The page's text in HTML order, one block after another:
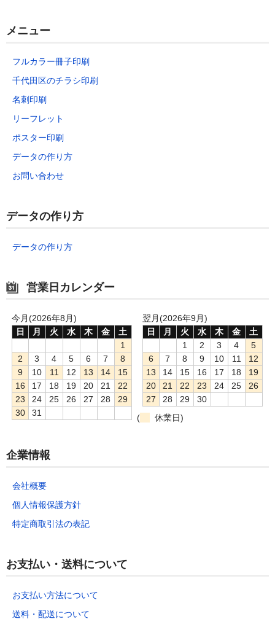
メニュー
フルカラー冊子印刷
千代田区のチラシ印刷
名刺印刷
リーフレット
ポスター印刷
データの作り方
お問い合わせ
データの作り方
データの作り方
営業日カレンダー
今月(2026年8月)
日
月 火 水 木 金
土
1
2
3 4 5 6 7
8
9
10 11 12 13 14
15
16
17 18 19 20 21
22
23
24 25 26 27 28
29
30
31
翌月(2026年9月)
日
月 火 水 木 金
土
1
2 3 4
5
6
7 8 9 10 11
12
13
14 15 16 17 18
19
20
21 22 23 24 25
26
27
28 29
30
(
休業日)
企業情報
会社概要
個人情報保護方針
特定商取引法の表記
お支払い・送料について
お支払い方法について
送料・配送について